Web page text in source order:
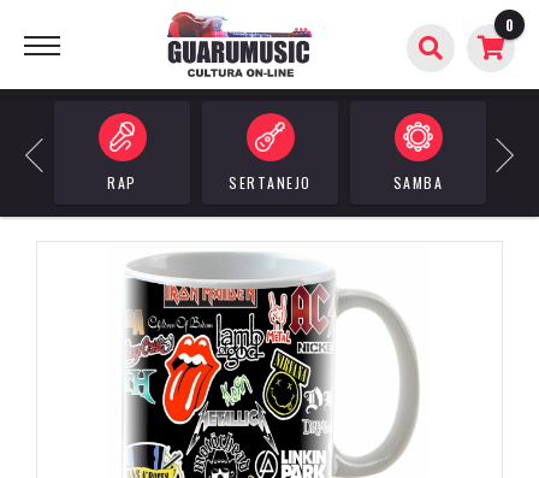
0
Previous
RAP SERTANEJO SAMBA
Next
BUSCAR